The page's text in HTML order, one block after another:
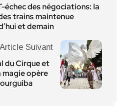
échec des négociations: la
trains maintenue
et demain
Article Suivant
du Cirque et
magie opère